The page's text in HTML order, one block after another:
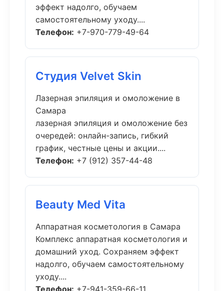
эффект надолго, обучаем
самостоятельному уходу....
Телефон: +7-970-779-49-64
Студия Velvet Skin
Лазерная эпиляция и омоложение в
Самара
лазерная эпиляция и омоложение без
очередей: онлайн-запись, гибкий
график, честные цены и акции....
Телефон: +7 (912) 357-44-48
Beauty Med Vita
Аппаратная косметология в Самара
Комплекс аппаратная косметология и
домашний уход. Сохраняем эффект
надолго, обучаем самостоятельному
уходу....
Телефон: +7-941-359-66-11